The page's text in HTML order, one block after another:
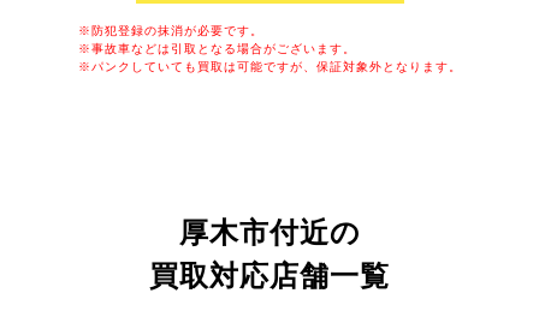
※防犯登録の抹消が必要です。
※事故車などは引取となる場合がございます。
※パンクしていても買取は可能ですが、保証対象外となります。
厚木市付近の
買取対応店舗一覧